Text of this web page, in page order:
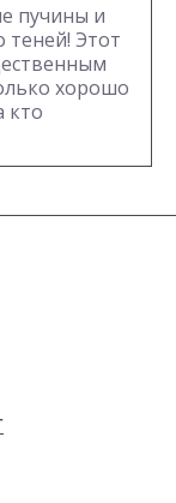
пучины и
теней! Этот
хорошо
кто